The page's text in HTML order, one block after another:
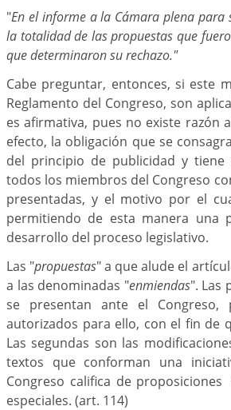
"En el informe a la Cámara plena para
la totalidad de las propuestas que
que determinaron su rechazo."
Cabe preguntar, entonces, si este
Reglamento del Congreso, son
es afirmativa, pues no existe razón
efecto, la obligación que se
del principio de publicidad y
todos los miembros del Congreso
presentadas, y el motivo por el
permitiendo de esta manera una
desarrollo del proceso legislativo.
Las "propuestas" a que alude el
a las denominadas "enmiendas". Las
se presentan ante el Congreso,
autorizados para ello, con el fin de
Las segundas son las
textos que conforman una
Congreso califica de
especiales. (art. 114)